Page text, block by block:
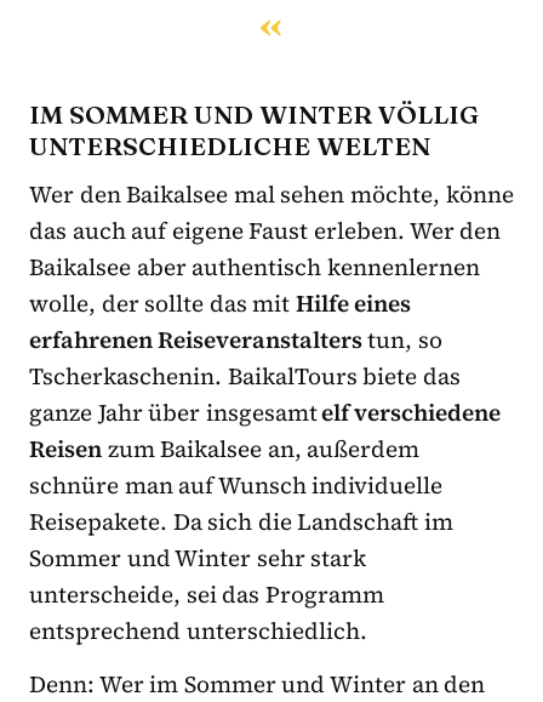
IM SOMMER UND WINTER VÖLLIG
UNTERSCHIEDLICHE WELTEN
Wer den Baikalsee mal sehen möchte, könne
das auch auf eigene Faust erleben. Wer den
Baikalsee aber authentisch kennenlernen
wolle, der sollte das mitHilfe eines
erfahrenen Reiseveranstalterstun, so
Tscherkaschenin. BaikalTours biete das
ganze Jahr über insgesamtelf verschiedene
Reisenzum Baikalsee an, außerdem
schnüre man auf Wunsch individuelle
Reisepakete. Da sich die Landschaft im
Sommer und Winter sehr stark
unterscheide, sei das Programm
entsprechend unterschiedlich.
Denn: Wer im Sommer und Winter an den